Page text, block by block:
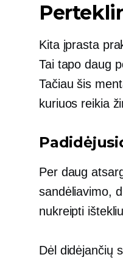
Kita įprasta
Tai tapo daug
Tačiau šis
kuriuos reikia
Per daug
sandėliavimo,
nukreipti
Dėl didėjančių